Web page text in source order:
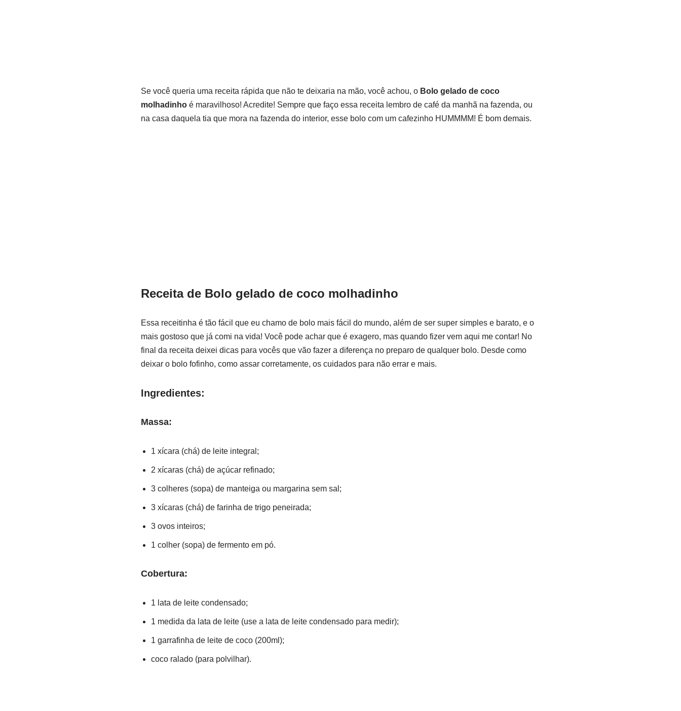
Se você queria uma receita rápida que não te deixaria na mão, você achou, o Bolo gelado de coco
molhadinhoé maravilhoso! Acredite! Sempre que faço essa receita lembro de café da manhã na fazenda, ou
na casa daquela tia que mora na fazenda do interior, esse bolo com um cafezinho HUMMMM! É bom demais.
Receita de Bolo gelado de coco molhadinho
Essa receitinha é tão fácil que eu chamo de bolo mais fácil do mundo, além de ser super simples e barato, e o
mais gostoso que já comi na vida! Você pode achar que é exagero, mas quando fizer vem aqui me contar! No
final da receita deixei dicas para vocês que vão fazer a diferença no preparo de qualquer bolo. Desde como
deixar o bolo fofinho, como assar corretamente, os cuidados para não errar e mais.
Ingredientes:
Massa:
1 xícara (chá) de leite integral;
2 xícaras (chá) de açúcar refinado;
3 colheres (sopa) de manteiga ou margarina sem sal;
3 xícaras (chá) de farinha de trigo peneirada;
3 ovos inteiros;
1 colher (sopa) de fermento em pó.
Cobertura:
1 lata de leite condensado;
1 medida da lata de leite (use a lata de leite condensado para medir);
1 garrafinha de leite de coco (200ml);
coco ralado (para polvilhar).